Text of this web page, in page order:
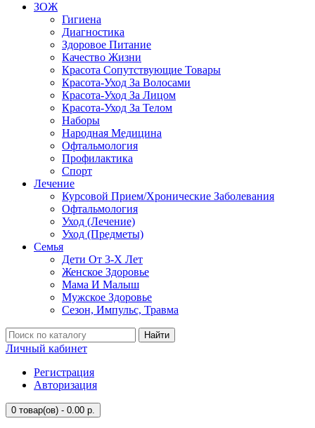
ЗОЖ
Гигиена
Диагностика
Здоровое Питание
Качество Жизни
Красота Сопутствующие Товары
Красота-Уход За Волосами
Красота-Уход За Лицом
Красота-Уход За Телом
Наборы
Народная Медицина
Офтальмология
Профилактика
Спорт
Лечение
Курсовой Прием/Хронические Заболевания
Офтальмология
Уход (Лечение)
Уход (Предметы)
Семья
Дети От 3-Х Лет
Женское Здоровье
Мама И Малыш
Мужское Здоровье
Сезон, Импульс, Травма
Найти
Личный кабинет
Регистрация
Авторизация
0 товар(ов) - 0.00 р.